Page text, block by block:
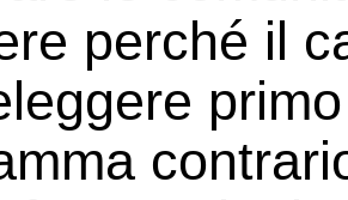
perché il